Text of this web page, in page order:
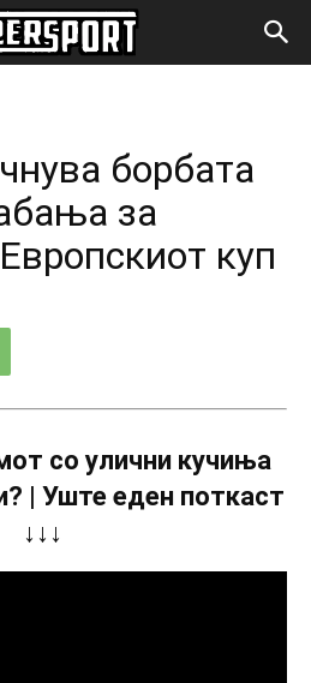
борбата
за
куп
со улични кучиња
| Уште еден поткаст
↓↓↓